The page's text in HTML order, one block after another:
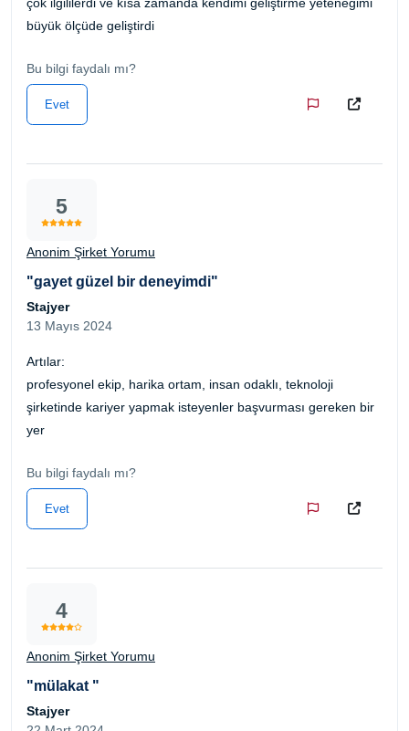
büyük ölçüde geliştirdi
Bu bilgi faydalı mı?
Evet
5
Anonim Şirket Yorumu
"gayet güzel bir deneyimdi"
Stajyer
13 Mayıs 2024
Artılar:
profesyonel ekip, harika ortam, insan odaklı, teknoloji
şirketinde kariyer yapmak isteyenler başvurması gereken bir
yer
Bu bilgi faydalı mı?
Evet
4
Anonim Şirket Yorumu
"mülakat "
Stajyer